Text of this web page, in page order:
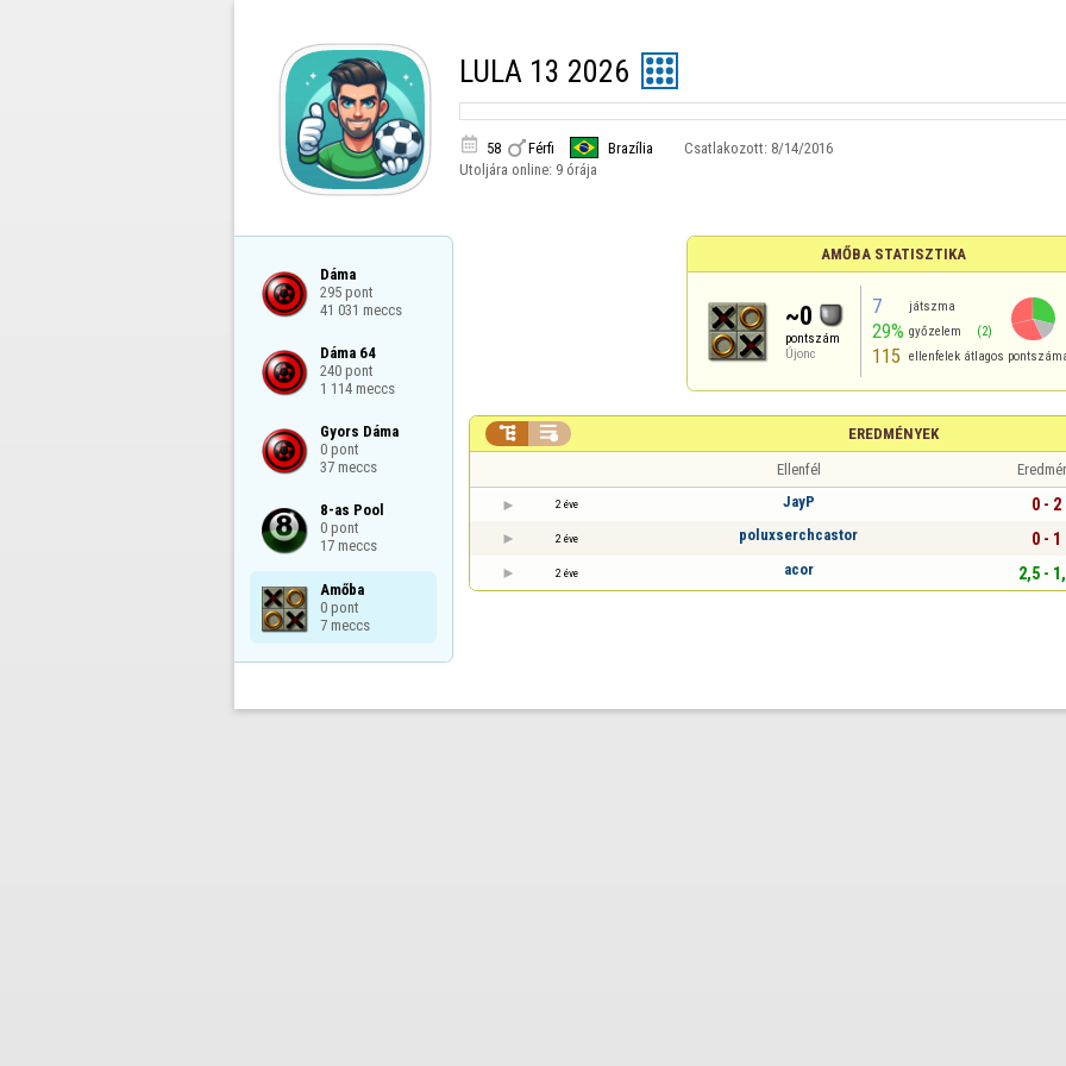
LULA 13 2026
 58 Férfi Brazília Csatlakozott: 8/14/2016
Utoljára online: 9 órája
Dáma
295 pont
41 031 meccs
Dáma 64
240 pont
1 114 meccs
Gyors Dáma
0 pont
37 meccs
8-as Pool
0 pont
17 meccs
Amőba
0 pont
7 meccs
AMŐBA STATISZTIKA
~0
pontszám
Újonc
7 játszma
29% győzelem (2)
115 ellenfelek átlagos
EREDMÉNYEK
 
Ellenfél
2 éve JayP 0 - 2
2 éve poluxserchcastor 0 - 1
2 éve acor 2,5 -